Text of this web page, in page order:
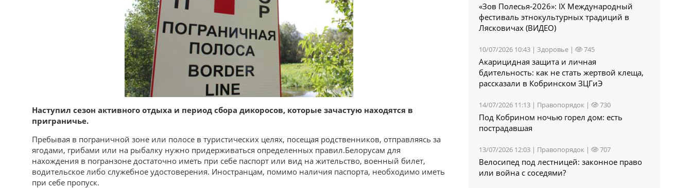
Наступил сезон активного отдыха и период сбора дикоросов, которые зачастую находятся в
приграничье.
Пребывая в пограничной зоне или полосе в туристических целях, посещая родственников, отправляясь за
ягодами, грибами или на рыбалку нужно придерживаться определенных правил.Белорусам для
нахождения в погранзоне достаточно иметь при себе паспорт или вид на жительство, военный билет,
водительское либо служебное удостоверения. Иностранцам, помимо наличия паспорта, необходимо иметь
при себе пропуск.
«Зов Полесья‑2026»: IX Международный
фестиваль этнокультурных традиций в
Лясковичах (ВИДЕО)
10/07/2026 10:43 |Здоровье | 745
Акарицидная защита и личная
бдительность: как не стать жертвой клеща,
рассказали в Кобринском ЗЦГиЭ
14/07/2026 11:13 | Правопорядок | 730
Под Кобрином ночью горел дом: есть
пострадавшая
13/07/2026 12:03 | Правопорядок | 707
Велосипед под лестницей: законное право
или война с соседями?